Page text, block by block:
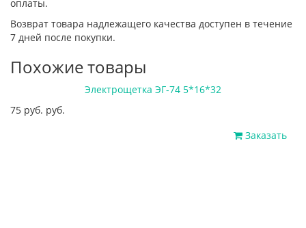
оплаты.
Возврат товара надлежащего качества доступен в течение
7 дней после покупки.
Похожие товары
Электрощетка ЭГ-74 5*16*32
75 руб. руб.
Заказать